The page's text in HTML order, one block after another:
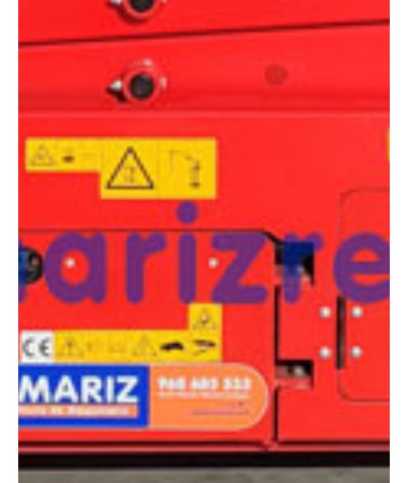
¿Tienes dudas a la hora de elegir la máquina que
Compara esta y otras máquinas desde el siguiente botón o ponte
en contacto con nosotros para un asesoramiento más personal.
¿Te interesa
esta máquina?
Rellena este formulario y recibiremos tu solicitud
sobre esta máquina para ponernos en contacto
directo contigo.
LGMG AS0808E